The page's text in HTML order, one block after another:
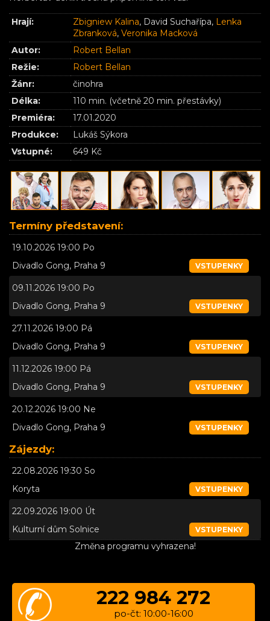
Hrají: Zbigniew Kalina, David Suchařípa, Lenka
Zbranková, Veronika Macková
Autor:
Robert Bellan
Režie:
Robert Bellan
Žánr:
činohra
Délka:
110 min. (včetně 20 min. přestávky)
Premiéra:
17.01.2020
Produkce:
Lukáš Sýkora
Vstupné:
649 Kč
Termíny představení:
19.10.2026 19:00 Po
Divadlo Gong, Praha 9
VSTUPENKY
09.11.2026 19:00 Po
Divadlo Gong, Praha 9
VSTUPENKY
27.11.2026 19:00 Pá
Divadlo Gong, Praha 9
VSTUPENKY
11.12.2026 19:00 Pá
Divadlo Gong, Praha 9
VSTUPENKY
20.12.2026 19:00 Ne
Divadlo Gong, Praha 9
VSTUPENKY
Zájezdy:
22.08.2026 19:30 So
Koryta
VSTUPENKY
22.09.2026 19:00 Út
Kulturní dům Solnice
VSTUPENKY
Změna programu vyhrazena!
222 984 272
po-čt: 10:00-16:00